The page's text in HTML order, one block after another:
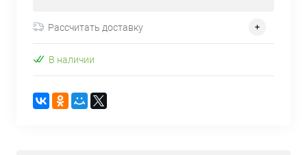
Рассчитать доставку
В наличии